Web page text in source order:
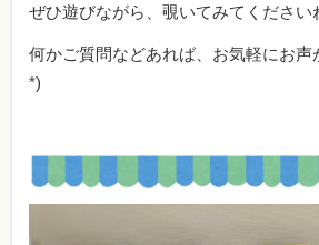
ぜひ遊びながら、覗いてみてください
何かご質問などあれば、お気軽にお声
*)